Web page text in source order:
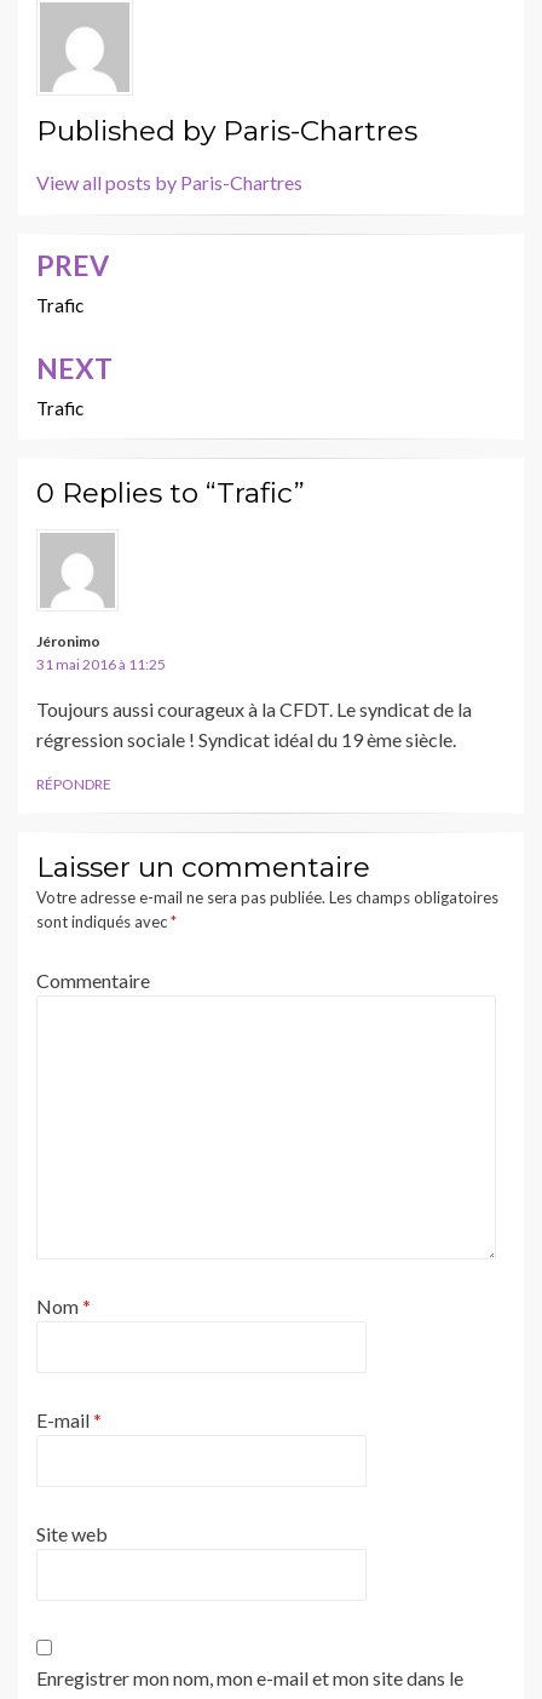
Published by Paris-Chartres
View all posts by Paris-Chartres
Navigation
de
l’article
PREV
Trafic
NEXT
Trafic
0 Replies to “Trafic”
Jéronimo
31 mai 2016 à 11:25
Toujours aussi courageux à la CFDT. Le syndicat de la
régression sociale ! Syndicat idéal du 19 ème siècle.
RÉPONDRE
Laisser un commentaire
Votre adresse e-mail ne sera pas publiée. Les champs obligatoires
sont indiqués avec*
Commentaire
Nom*
E-mail*
Site web
Enregistrer mon nom, mon e-mail et mon site dans le